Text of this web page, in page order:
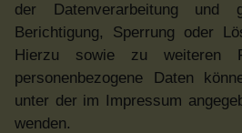
der Datenverarbeitung
Berichtigung, Sperrung oder
Hierzu sowie zu weiteren
personenbezogene Daten
unter der im Impressum
wenden.